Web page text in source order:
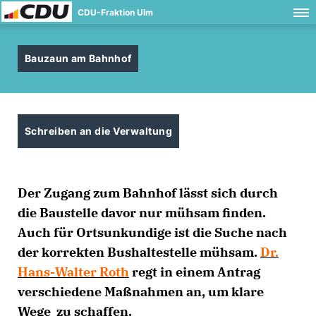
CDU-Fraktion Ulm
Bauzaun am Bahnhof
Schreiben an die Verwaltung
Der Zugang zum Bahnhof lässt sich durch
die Baustelle davor nur mühsam finden.
Auch für Ortsunkundige ist die Suche nach
der korrekten Bushaltestelle mühsam.Dr.
Hans-Walter Rothregt in einem Antrag
verschiedene Maßnahmen an, um klare
Wege zu schaffen.